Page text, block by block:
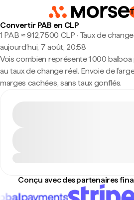
Convertir PAB en CLP
1 PAB ≈ 912,7500 CLP · Taux de
aujourd’hui, 7 août, 20:58
Vois combien représente 1 000
au taux de change réel. Envoie de
marges cachées, sans taux gonflés.
Conçu avec des partenaires